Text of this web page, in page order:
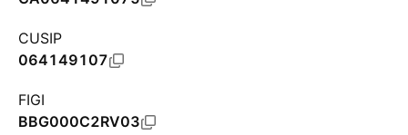
CUSIP
064149107
FIGI
BBG000C2RV03